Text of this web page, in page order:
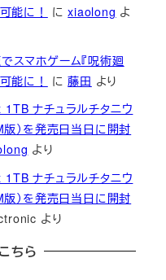
能に！
にxiaolong よ
スマホゲーム『呪術廻
能に！
に藤田 より
ナチュラルチタニウ
）を発売日当日に開封
より
ナチュラルチタニウ
）を発売日当日に開封
より
ちら